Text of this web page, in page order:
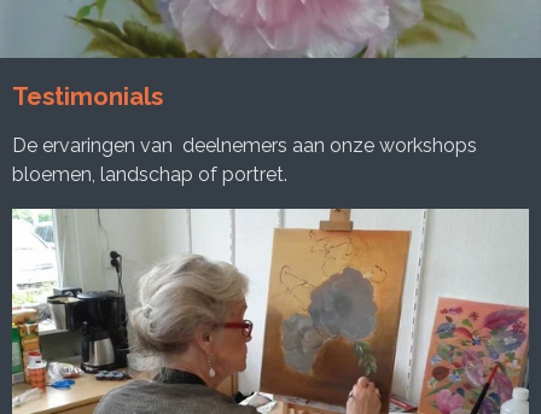
Workshop portret
Testimonials
De ervaringen van deelnemers aan onze workshops
bloemen, landschap of portret.